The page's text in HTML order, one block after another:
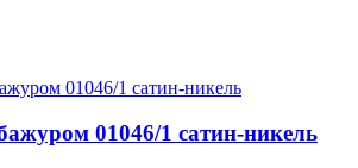
01046/1 сатин-никель